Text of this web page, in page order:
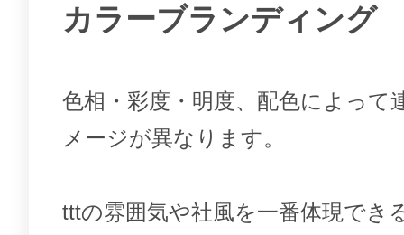
カラーブランディング
色相・彩度・明度、配色によって
メージが異なります。
tttの雰囲気や社風を一番体現でき